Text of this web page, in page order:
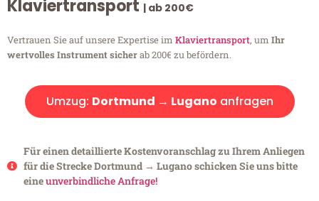
Klaviertransport | ab 200€
Vertrauen Sie auf unsere Expertise im Klaviertransport, um Ihr
wertvolles Instrument sicherab 200€ zu befördern.
Umzug: Dortmund → Lugano anfragen
Für einen detaillierte Kostenvoranschlag zu Ihrem Anliegen
für die Strecke Dortmund → Lugano schicken Sie uns bitte
eineunverbindliche Anfrage!